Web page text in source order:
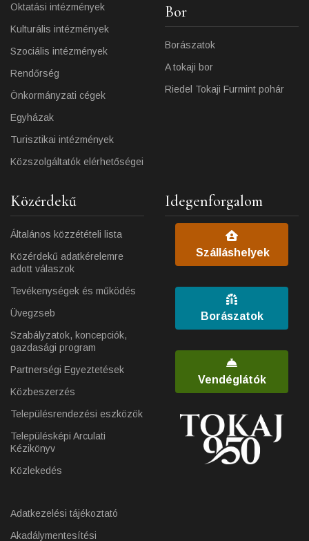
Oktatási intézmények
Kulturális intézmények
Szociális intézmények
Rendőrség
Önkormányzati cégek
Egyházak
Turisztikai intézmények
Közszolgáltatók elérhetőségei
Bor
Borászatok
A tokaji bor
Riedel Tokaji Furmint pohár
Közérdekű
Általános közzétételi lista
Közérdekű adatkérelemre
adott válaszok
Tevékenységek és működés
Üvegzseb
Szabályzatok, koncepciók,
gazdasági program
Partnerségi Egyeztetések
Közbeszerzés
Településrendezési eszközök
Településképi Arculati
Kézikönyv
Közlekedés
Adatkezelési tájékoztató
Akadálymentesítési
Idegenforgalom
Szálláshelyek
Borászatok
Vendéglátók